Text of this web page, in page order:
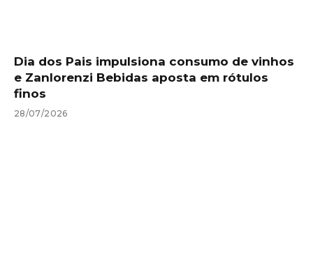
Dia dos Pais impulsiona consumo de vinhos
e Zanlorenzi Bebidas aposta em rótulos
finos
28/07/2026